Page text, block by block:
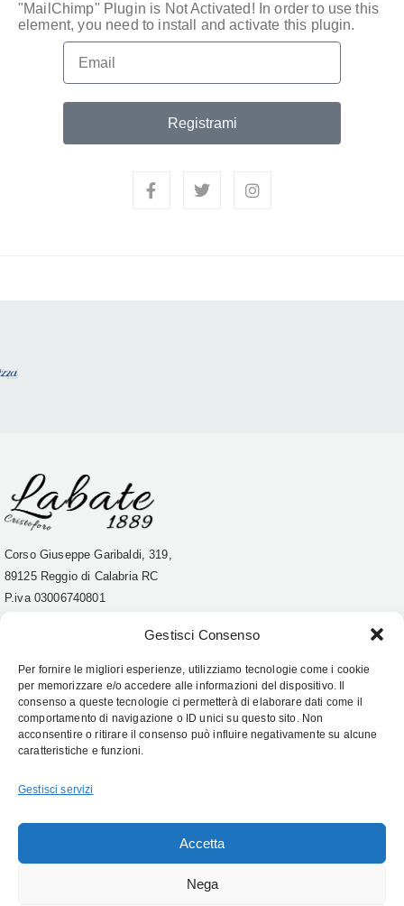
Gestisci Consenso
Per fornire le migliori esperienze, utilizziamo tecnologie come i cookie
per memorizzare e/o accedere alle informazioni del dispositivo. Il
consenso a queste tecnologie ci permetterà di elaborare dati come il
comportamento di navigazione o ID unici su questo sito. Non
acconsentire o ritirare il consenso può influire negativamente su alcune
caratteristiche e funzioni.
Gestisci servizi
Accetta
Nega
"MailChimp" Plugin is Not Activated! In order to use this
element, you need to install and activate this plugin.
Registrami
Corso Giuseppe Garibaldi, 319,
89125 Reggio di Calabria RC
P.iva 03006740801
Condizioni
Top